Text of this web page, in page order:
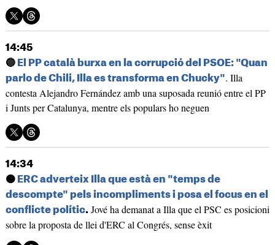
14:45
🔵El PP català burxa en la corrupció del PSOE: "Quan
parlo de Chili, Illa es transforma en Chucky". Illa
contesta Alejandro Fernández amb una suposada reunió entre el PP
i Junts per Catalunya, mentre els populars ho neguen
14:34
🟠ERC adverteix Illa que està en "temps de
descompte" pels incompliments i posa el focus en el
conflicte polític.Jové ha demanat a Illa que el PSC es posicioni
sobre la proposta de llei d'ERC al Congrés, sense èxit